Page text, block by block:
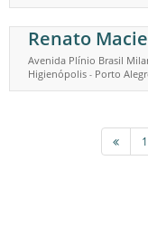
Renato
Avenida Plínio Brasil
Higienópolis - Porto
1